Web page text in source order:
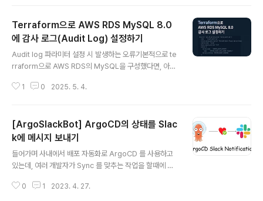
rgoproj에 기여하였습니다. 제가 이 글을 쓰는 이유는 저
처럼 오픈소스 기여가 어렵고, 막연하다고 생각하는 사람
이 이 글을 보고 용기 및 노하우를 얻으셔서 더 많은 사람들
이 오픈소스에 기여했으면 하는 바람으로 작성했습니
다. member가 되는 법은 뭘까?오픈소스 프로젝트에 따
라 다르지만, Argoproj는 Member가 되기 위한 조건..
Terraform으로 AWS RDS MySQL 8.0
에 감사 로그(Audit Log) 설정하기
Audit log 파라미터 설정 시 발생하는 오류기본적으로 te
rraform으로 AWS RDS의 MySQL을 구성했다면, 아래
이벤트 설정parameter { name = "server_audit_ev
dit_excl_users" value = "rdsadmin"}... 그러나 위와
같은 파라미터 설정은 MySQL 8.0에서는 적용되지 않아,
아래와 같은 에러가 발생합니다.Error: Error modifying
DB Parameter Group: InvalidParame..
1 0 2025. 5. 4.
[ArgoSlackBot] ArgoCD의 상태를 Slac
k에 메시지 보내기
들어가며 사내에서 배포 자동화로 ArgoCD 를 사용하고
있는데, 여러 개발자가 Sync 를 맞추는 작업을 할때에 동
누군가 Sync 를 맞추는 작업을 할때나 완료되었을때, 실패
0 1 2023. 4. 27.